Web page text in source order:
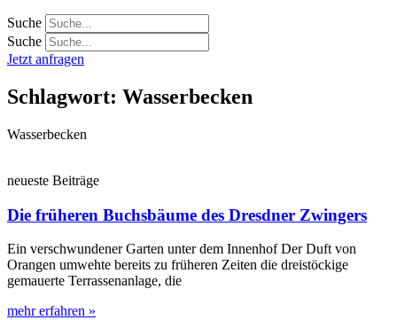
Suche
Suche
Jetzt anfragen
Schlagwort: Wasserbecken
Wasserbecken
neueste Beiträge
Die früheren Buchsbäume des Dresdner Zwingers
Ein verschwundener Garten unter dem Innenhof Der Duft von
Orangen umwehte bereits zu früheren Zeiten die dreistöckige
gemauerte Terrassenanlage, die
mehr erfahren »